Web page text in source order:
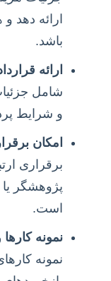
ارائه دهد و
باشد.
ارائه
شامل
و شرایط
امکان
برقراری
پژوهشگر
است.
نمونه
نمونه